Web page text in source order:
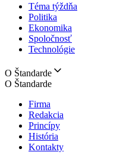
Téma týždňa
Politika
Ekonomika
Spoločnosť
Technológie
O Štandarde
O Štandarde
Firma
Redakcia
Princípy
História
Kontakty